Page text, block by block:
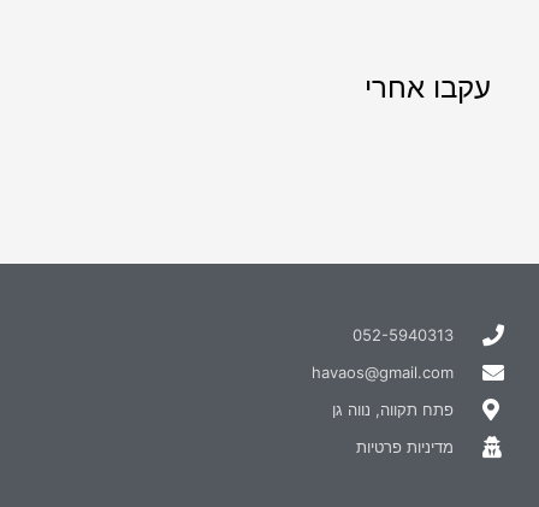
עקבו אחרי
052-5940313
havaos@gmail.com
פתח תקווה, נווה גן
מדיניות פרטיות